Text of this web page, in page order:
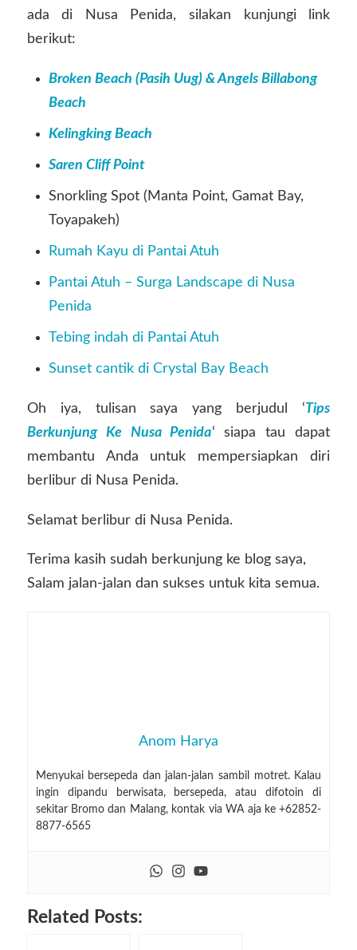
ada di Nusa Penida, silakan kunjungi link
berikut:
Broken Beach (Pasih Uug) & Angels Billabong
Beach
Kelingking Beach
Saren Cliff Point
Snorkling Spot (Manta Point, Gamat Bay,
Toyapakeh)
Rumah Kayu di Pantai Atuh
Pantai Atuh – Surga Landscape di Nusa
Penida
Tebing indah di Pantai Atuh
Sunset cantik di Crystal Bay Beach
Oh iya, tulisan saya yang berjudul ‘Tips
Berkunjung Ke Nusa Penida‘ siapa tau dapat
membantu Anda untuk mempersiapkan diri
berlibur di Nusa Penida.
Selamat berlibur di Nusa Penida.
Terima kasih sudah berkunjung ke blog saya,
Salam jalan-jalan dan sukses untuk kita semua.
Anom Harya
Menyukai bersepeda dan jalan-jalan sambil motret. Kalau
ingin dipandu berwisata, bersepeda, atau difotoin di
sekitar Bromo dan Malang, kontak via WA aja ke +62852-
8877-6565
Related Posts: